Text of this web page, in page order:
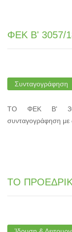
ΦΕΚ Β' 3057/
Συνταγογράφηση
ΤΟ ΦΕΚ Β'
συνταγογράφηση με
ΤΟ